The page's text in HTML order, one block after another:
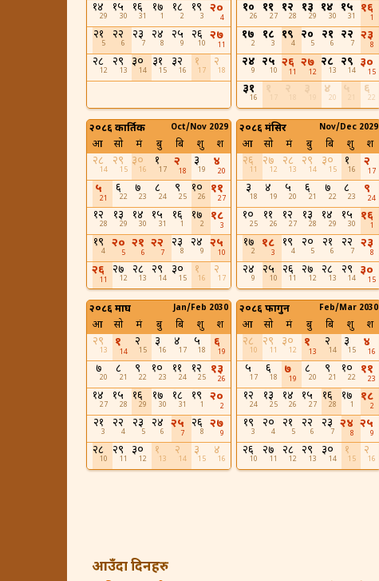
१४
29
१५
30
१६
31
१७
1
१८
2
१९
3
२०
4
२१
5
२२
6
२३
7
२४
8
२५
9
२६
10
२७
11
२८
12
२९
13
३०
14
३१
15
३२
16
१
17
२
18
१०
26
११
27
१२
28
१३
29
१४
30
१५
31
१६
1
१७
2
१८
3
१९
4
२०
5
२१
6
२२
7
२३
8
२४
9
२५
10
२६
11
२७
12
२८
13
२९
14
३०
15
३१
16
४
20
६
22
२०८६ कार्तिक Oct/Nov 2029
आ सो मं बु बि शु श
२८
14
२९
15
३०
16
१
17
२
18
३
19
४
20
५
21
६
22
७
23
८
24
९
25
१०
26
११
27
१२
28
१३
29
१४
30
१५
31
१६
1
१७
2
१८
3
१९
4
२०
5
२१
6
२२
7
२३
8
२४
9
२५
10
२६
11
२७
12
२८
13
२९
14
३०
15
१
16
२
17
२०८६ मंसिर Nov/Dec 2029
आ सो मं बु बि शु श
२६
11
२७
12
२८
13
२९
14
३०
15
१
16
२
17
३
18
४
19
५
20
६
21
७
22
८
23
९
24
१०
25
११
26
१२
27
१३
28
१४
29
१५
30
१६
1
१७
2
१८
3
१९
4
२०
5
२१
6
२२
7
२३
8
२४
9
२५
10
२६
11
२७
12
२८
13
२९
14
३०
15
२०८६ माघ Jan/Feb 2030
आ सो मं बु बि शु श
२९
13
१
14
२
15
३
16
४
17
५
18
६
19
७
20
८
21
९
22
१०
23
११
24
१२
25
१३
26
१४
27
१५
28
१६
29
१७
30
१८
31
१९
1
२०
2
२१
3
२२
4
२३
5
२४
6
२५
7
२६
8
२७
9
२८
10
२९
11
३०
12
१
13
२
14
३
15
४
16
२०८६ फागुन Feb/Mar 2030
आ सो मं बु बि शु श
२८
10
२९
11
३०
12
१
13
२
14
३
15
४
16
५
17
६
18
७
19
८
20
९
21
१०
22
११
23
१२
24
१३
25
१४
26
१५
27
१६
28
१७
1
१८
2
१९
3
२०
4
२१
5
२२
6
२३
7
२४
8
२५
9
२६
10
२७
11
२८
12
२९
13
३०
14
१
15
२
16
आउँदा दिनहरु